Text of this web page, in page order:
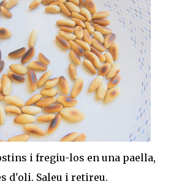
i fregiu-los en una paella,
d'oli. Saleu i retireu.